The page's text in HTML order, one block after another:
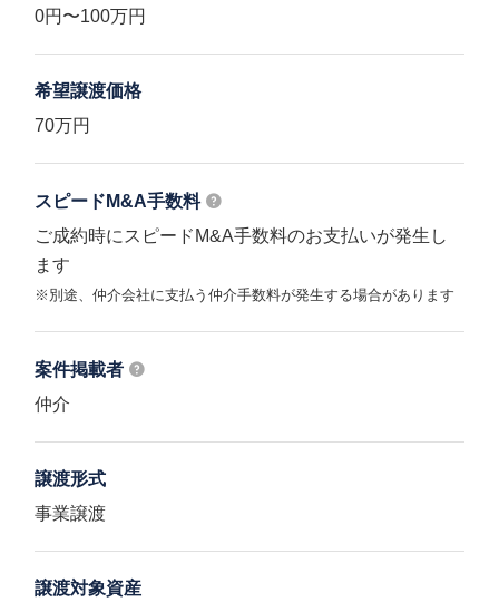
0円〜100万円
希望譲渡価格
70万円
スピードM&A手数料
ご成約時にスピードM&A手数料のお支払いが発生し
ます
※別途、仲介会社に支払う仲介手数料が発生する場合があります
案件掲載者
仲介
譲渡形式
事業譲渡
譲渡対象資産